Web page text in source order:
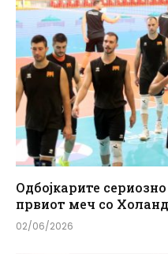
Одбојкарите
првиот меч со
02/06/2026